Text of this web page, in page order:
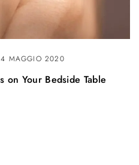
MAGGIO 2020
on Your Bedside Table